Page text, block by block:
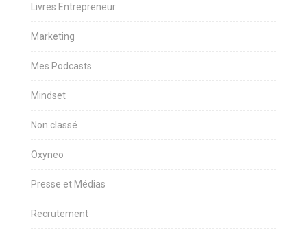
Livres Entrepreneur
Marketing
Mes Podcasts
Mindset
Non classé
Oxyneo
Presse et Médias
Recrutement